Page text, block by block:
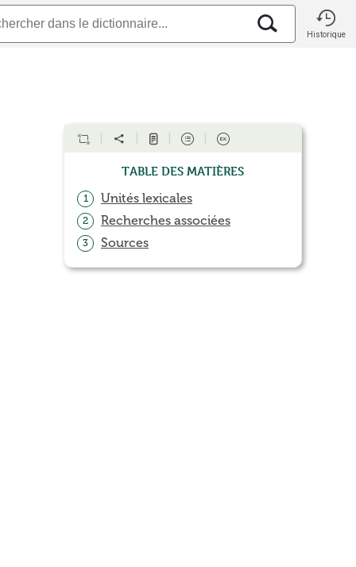
Historique
Table des matières
1 Unités lexicales
2 Recherches associées
3 Sources